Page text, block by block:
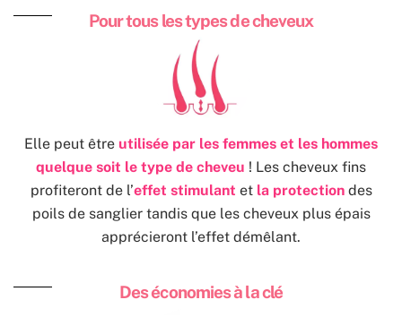
Pour tous les types de cheveux
Elle peut être utilisée par les femmes et les hommes
quelque soit le type de cheveu ! Les cheveux fins
profiteront de l’effet stimulant et la protectiondes
poils de sanglier tandis que les cheveux plus épais
apprécieront l’effet démêlant.
Des économies à la clé